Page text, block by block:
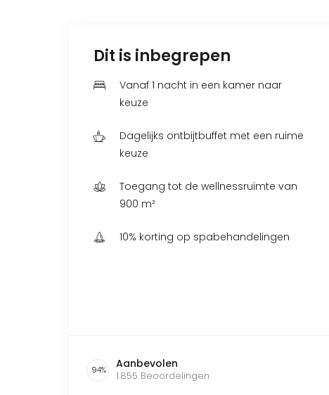
Dit is inbegrepen
Vanaf 1 nacht in een kamer naar
keuze
Dagelijks ontbijtbuffet met een ruime
keuze
Toegang tot de wellnessruimte van
900 m²
10% korting op spabehandelingen
94% Aanbevolen
1.855 Beoordelingen